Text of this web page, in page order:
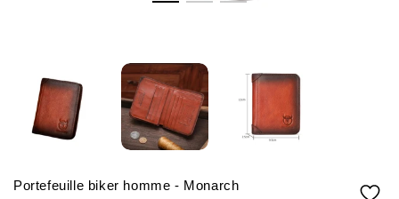
Portefeuille biker homme - Monarch